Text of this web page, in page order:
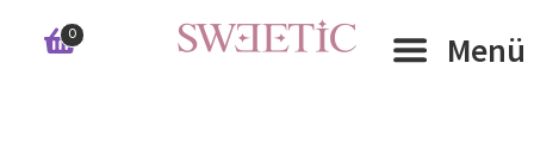
Ugrás
Kilépés
0 Menü